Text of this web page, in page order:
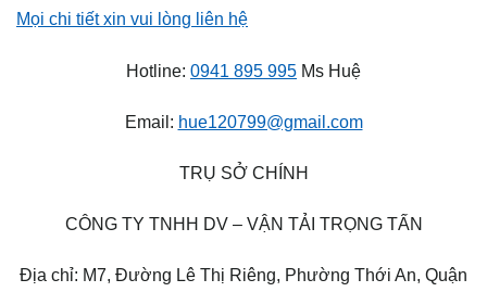
Mọi chi tiết xin vui lòng liên hệ
Hotline: 0941 895 995 Ms Huệ
Email: hue120799@gmail.com
TRỤ SỞ CHÍNH
CÔNG TY TNHH DV – VẬN TẢI TRỌNG TẤN
Địa chỉ: M7, Đường Lê Thị Riêng, Phường Thới An, Quận